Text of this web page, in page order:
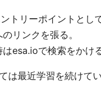
トリーポイントとし
リンクを張る。
esa.ioで検索をかける
は最近学習を続けて